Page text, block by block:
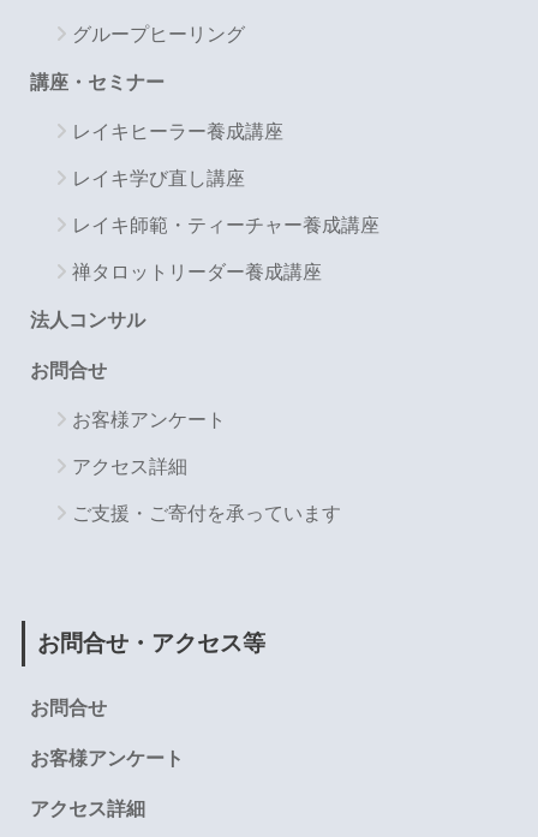
グループヒーリング
講座・セミナー
レイキヒーラー養成講座
レイキ学び直し講座
レイキ師範・ティーチャー養成講座
禅タロットリーダー養成講座
法人コンサル
お問合せ
お客様アンケート
アクセス詳細
ご支援・ご寄付を承っています
お問合せ・アクセス等
お問合せ
お客様アンケート
アクセス詳細